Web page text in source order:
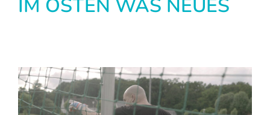
IM OSTEN WAS NEUES